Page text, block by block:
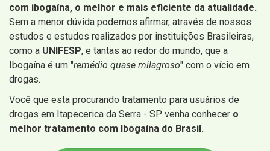
com ibogaína, o melhor e mais eficiente da atualidade.
Sem a menor dúvida podemos afirmar, através de nossos
estudos e estudos realizados por instituições Brasileiras,
como a UNIFESP, e tantas ao redor do mundo, que a
Ibogaína é um "remédio quase milagroso" com o vício em
drogas.
Você que esta procurando tratamento para usuários de
drogas em Itapecerica da Serra - SP venha conhecer o
melhor tratamento com Ibogaína do Brasil.